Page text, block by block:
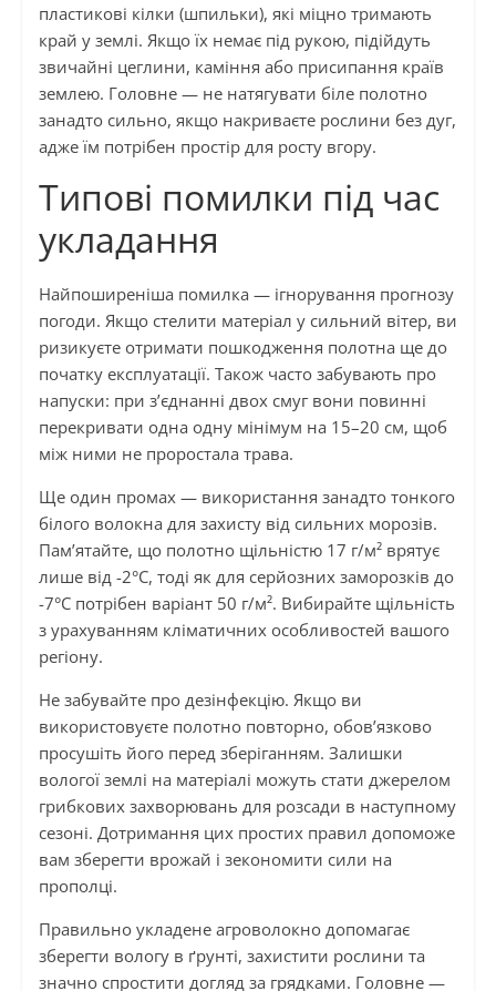
пластикові кілки (шпильки), які міцно тримають
край у землі. Якщо їх немає під рукою, підійдуть
звичайні цеглини, каміння або присипання країв
землею. Головне — не натягувати біле полотно
занадто сильно, якщо накриваєте рослини без дуг,
адже їм потрібен простір для росту вгору.
Типові помилки під час
укладання
Найпоширеніша помилка — ігнорування прогнозу
погоди. Якщо стелити матеріал у сильний вітер, ви
ризикуєте отримати пошкодження полотна ще до
початку експлуатації. Також часто забувають про
напуски: при з’єднанні двох смуг вони повинні
перекривати одна одну мінімум на 15–20 см, щоб
між ними не проростала трава.
Ще один промах — використання занадто тонкого
білого волокна для захисту від сильних морозів.
Пам’ятайте, що полотно щільністю 17 г/м² врятує
лише від -2°C, тоді як для серйозних заморозків до
-7°C потрібен варіант 50 г/м². Вибирайте щільність
з урахуванням кліматичних особливостей вашого
регіону.
Не забувайте про дезінфекцію. Якщо ви
використовуєте полотно повторно, обов’язково
просушіть його перед зберіганням. Залишки
вологої землі на матеріалі можуть стати джерелом
грибкових захворювань для розсади в наступному
сезоні. Дотримання цих простих правил допоможе
вам зберегти врожай і зекономити сили на
прополці.
Правильно укладене агроволокно допомагає
зберегти вологу в ґрунті, захистити рослини та
значно спростити догляд за грядками. Головне —